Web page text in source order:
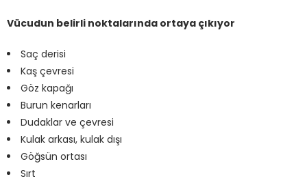
Vücudun belirli noktalarında ortaya çıkıyor
Saç derisi
Kaş çevresi
Göz kapağı
Burun kenarları
Dudaklar ve çevresi
Kulak arkası, kulak dışı
Göğsün ortası
Sırt